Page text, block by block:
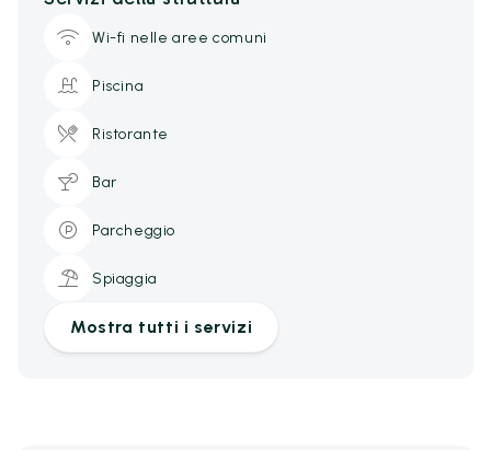
Wi-fi nelle aree comuni
Piscina
Ristorante
Bar
Parcheggio
Spiaggia
Mostra tutti i servizi